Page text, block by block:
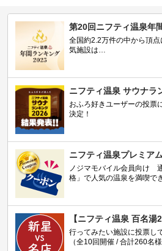
第20回ニフティ温泉年
全国約2.2万件の中から頂
気施設は…
ニフティ温泉 サウナラ
おふろ好きユーザーの投票
決定！
ニフティ温泉プレミア
ノジマモバイル会員向け
格」で人気の温泉を満喫で
【ニフティ温泉 百名湯
行ってみたい施設に投票し
（全10回開催 / 合計260名様